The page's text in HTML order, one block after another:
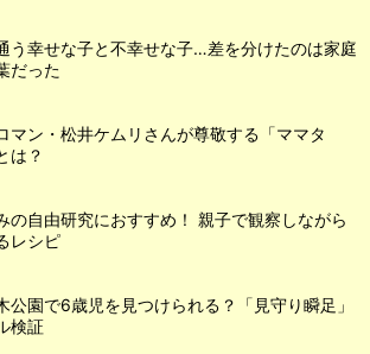
う幸せな子と不幸せな子…差を分けたのは家庭
だった
マン・松井ケムリさんが尊敬する「ママタ
は？
の自由研究におすすめ！ 親子で観察しながら
レシピ
公園で6歳児を見つけられる？「見守り瞬足」
検証